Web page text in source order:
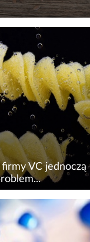
generuje
ubocznych,
Niektóre z
na wartość
VC jednoczą
alergii i
otrzymaniu 40